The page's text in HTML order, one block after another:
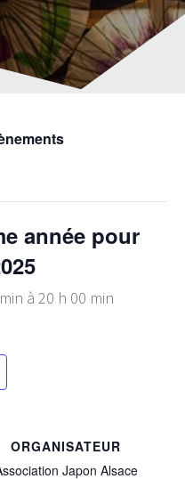
année pour
à 20 h 00 min
ORGANISATEUR
Japon Alsace